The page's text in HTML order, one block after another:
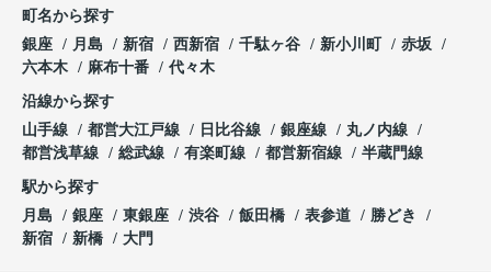
町名から探す
銀座
月島 新宿 西新宿 千駄ヶ谷 新小川町
赤坂
六本木
麻布十番 代々木
沿線から探す
山手線
都営大江戸線 日比谷線 銀座線
丸ノ内線
都営浅草線
総武線 有楽町線 都営新宿線 半蔵門線
駅から探す
月島
銀座 東銀座 渋谷 飯田橋 表参道
勝どき
新宿
新橋 大門